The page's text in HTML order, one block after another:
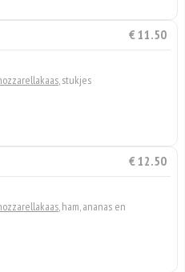
€ 11.50
, stukjes
€ 12.50
, ham, ananas en